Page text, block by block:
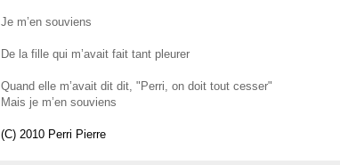
Je m’en souviens
De la fille qui m’avait fait tant pleurer
Quand elle m’avait dit dit, "Perri, on doit tout cesser"
Mais je m’en souviens
(C) 2010 Perri Pierre